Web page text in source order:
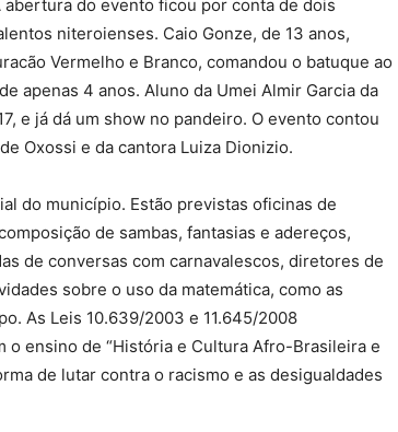
abertura do evento ficou por conta de dois
niteroienses. Caio Gonze, de 13 anos,
Vermelho e Branco, comandou o batuque ao
apenas 4 anos. Aluno da Umei Almir Garcia da
e já dá um show no pandeiro. O evento contou
Oxossi e da cantora Luiza Dionizio.
do município. Estão previstas oficinas de
de sambas, fantasias e adereços,
de conversas com carnavalescos, diretores de
sobre o uso da matemática, como as
As Leis 10.639/2003 e 11.645/2008
ensino de “História e Cultura Afro-Brasileira e
de lutar contra o racismo e as desigualdades